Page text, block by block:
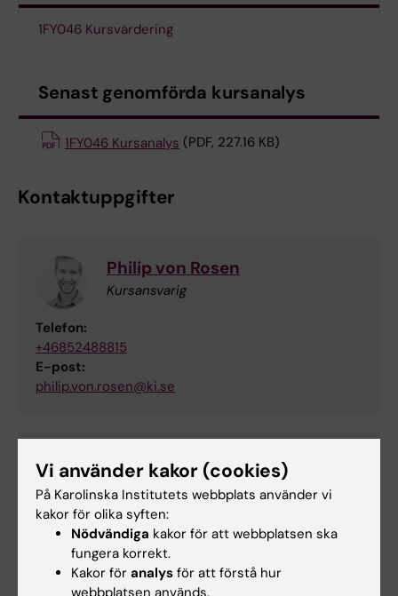
1FY046 Kursvärdering
Senast genomförda kursanalys
1FY046 Kursanalys (PDF, 227.16 KB)
Kontaktuppgifter
Philip von Rosen
Kursansvarig
Telefon:
+46852488815
E-post:
philip.von.rosen@ki.se
David Moulaee Conradsson
Examinator
Telefon:
+46852486614
E-post:
david.m.conradsson@ki.se
Vi använder kakor (cookies)
På Karolinska Institutets webbplats använder vi
kakor för olika syften:
Nödvändiga kakor för att webbplatsen ska
fungera korrekt.
Kakor för analys för att förstå hur
webbplatsen används.